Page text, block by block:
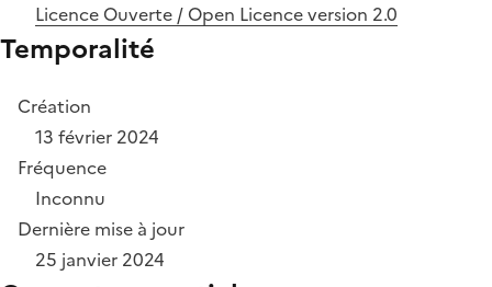
Licence Ouverte / Open Licence version 2.0
Temporalité
Création
13 février 2024
Fréquence
Inconnu
Dernière mise à jour
25 janvier 2024